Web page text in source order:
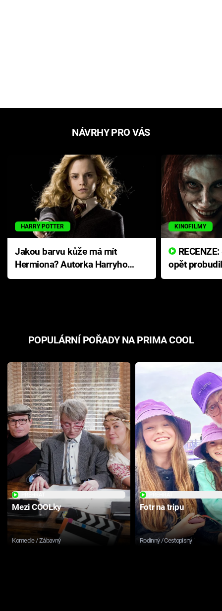
NÁVRHY PRO VÁS
HARRY POTTER
Jakou barvu kůže má mít
Hermiona? Autorka Harryho
Pottera přišla s ráznou
KINOFILMY
opět
přichází s
POPULÁRNÍ POŘADY NA PRIMA COOL
Mezi COOLky
Komedie / Zábavný
Fotr na tripu
Rodinný / Cestopisný